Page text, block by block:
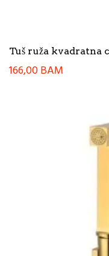
Tuš ruža kvadratna
166,00BAM